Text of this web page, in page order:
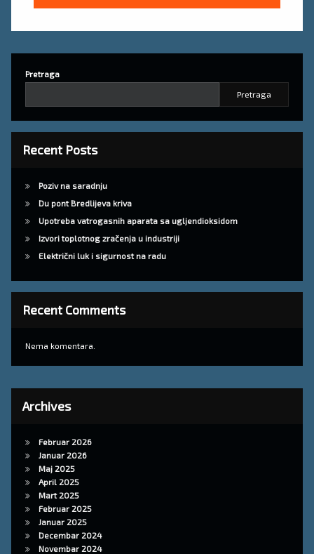
Pretraga
Pretraga
Recent Posts
Poziv na saradnju
Du pont Bredlijeva kriva
Upotreba vatrogasnih aparata sa ugljendioksidom
Izvori toplotnog zračenja u industriji
Električni luk i sigurnost na radu
Recent Comments
Nema komentara.
Archives
Februar 2026
Januar 2026
Maj 2025
April 2025
Mart 2025
Februar 2025
Januar 2025
Decembar 2024
Novembar 2024